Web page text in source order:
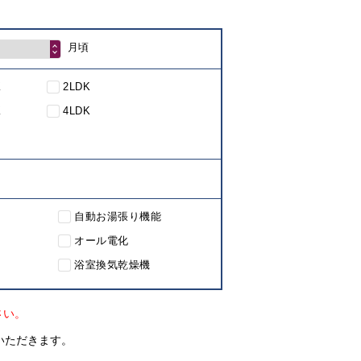
月頃
2LDK
4LDK
自動お湯張り機能
オール電化
浴室換気乾燥機
。
だきます。